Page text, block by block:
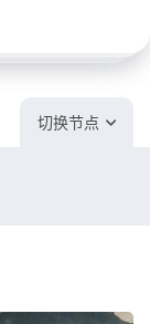
切换节点